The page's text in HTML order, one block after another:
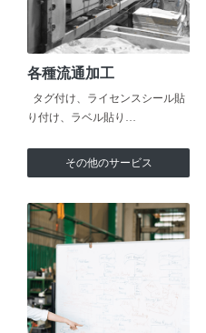
各種流通加工
タグ付け、ライセンスシール貼
り付け、ラベル貼り…
その他のサービス